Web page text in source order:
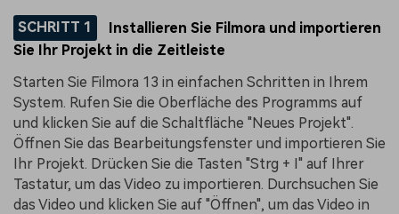
SCHRITT 1
Installieren Sie Filmora und importieren
Sie Ihr Projekt in die Zeitleiste
Starten Sie Filmora 13 in einfachen Schritten in Ihrem
System. Rufen Sie die Oberfläche des Programms auf
und klicken Sie auf die Schaltfläche "Neues Projekt".
Öffnen Sie das Bearbeitungsfenster und importieren Sie
Ihr Projekt. Drücken Sie die Tasten "Strg + I" auf Ihrer
Tastatur, um das Video zu importieren. Durchsuchen Sie
das Video und klicken Sie auf "Öffnen", um das Video in